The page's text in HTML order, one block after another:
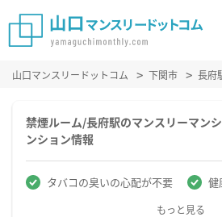
山口マンスリードットコム 下関市 長府
禁煙ルーム/長府駅のマンスリーマン
ンション情報
タバコの臭いの心配が不要 健
もっと見る